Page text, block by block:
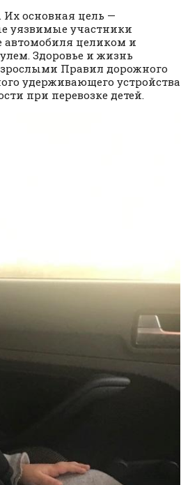
основная цель —
уязвимые участники
автомобиля целиком и
Здоровье и жизнь
Правил дорожного
удерживающего устройства
при перевозке детей.